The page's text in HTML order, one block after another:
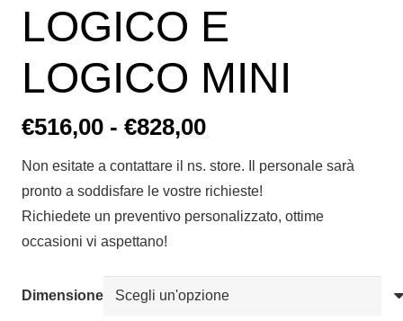
LOGICO E
LOGICO MINI
€516,00 - €828,00Fascia
prezzo:
da
€516,00
€828,00
Non esitate a contattare il ns. store. Il personale sarà
pronto a soddisfare le vostre richieste!
Richiedete un preventivo personalizzato, ottime
occasioni vi aspettano!
Dimensione